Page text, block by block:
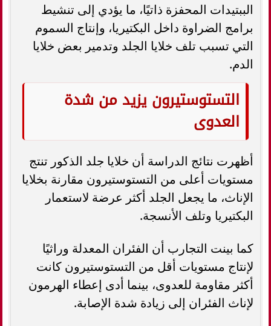
الببتيدات المحفزة ذاتيًا، ما يؤدي إلى تنشيط
برامج الضراوة داخل البكتيريا، وإنتاج السموم
التي تسبب تلف خلايا الجلد وتدمير بعض خلايا
الدم.
التستوستيرون يزيد من شدة
العدوى
أظهرت نتائج الدراسة أن خلايا جلد الذكور تنتج
مستويات أعلى من التستوستيرون مقارنة بخلايا
الإناث، ما يجعل الجلد أكثر عرضة لاستعمار
البكتيريا وتلف الأنسجة.
كما بينت التجارب أن الفئران المعدلة وراثيًا
لإنتاج مستويات أقل من التستوستيرون كانت
أكثر مقاومة للعدوى، بينما أدى إعطاء الهرمون
لإناث الفئران إلى زيادة شدة الإصابة.